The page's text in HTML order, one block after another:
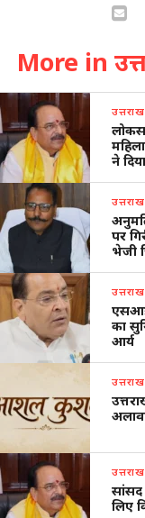
More in
ने
पर
भेजी
का
आर्य
सांसद
लिए